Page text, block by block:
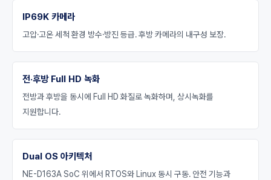
IP69K 카메라
고압·고온 세척 환경 방수·방진 등급. 후방 카메라의 내구성 보장.
전·후방 Full HD 녹화
전방과 후방을 동시에 Full HD 화질로 녹화하며, 상시녹화를
지원합니다.
Dual OS 아키텍처
NE-D163A SoC 위에서 RTOS와 Linux 동시 구동. 안전 기능과